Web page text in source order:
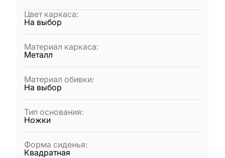
Цвет каркаса:
На выбор
Материал каркаса:
Металл
Материал обивки:
На выбор
Тип основания:
Ножки
Форма сиденья:
Квадратная